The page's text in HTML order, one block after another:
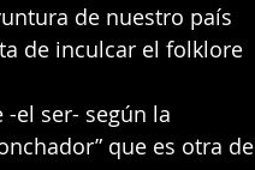
de nuestro país
de inculcar el folklore
-el ser- según la
que es otra de